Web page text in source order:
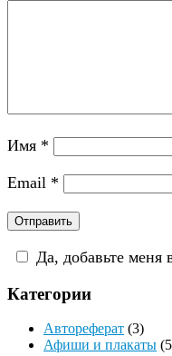
Имя *
Email *
Да, добавьте меня
Категории
Автореферат (3)
Афиши и плакаты